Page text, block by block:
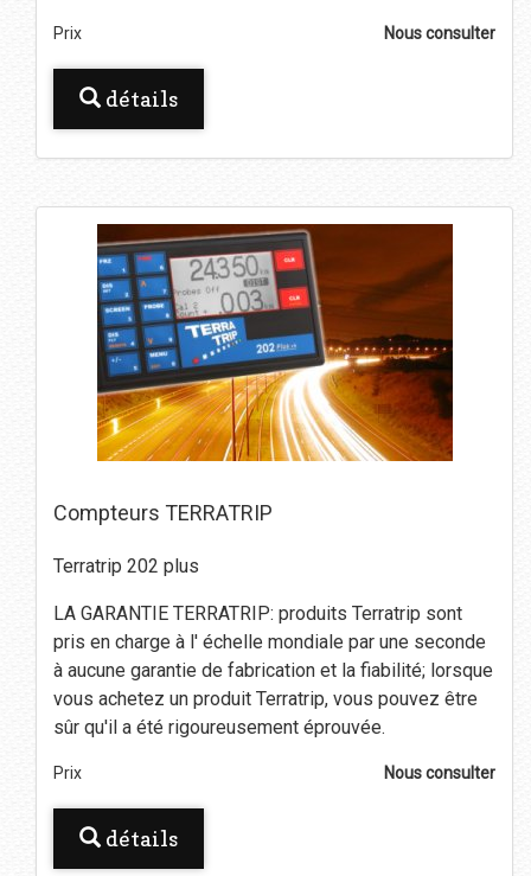
Prix Nous consulter
détails
Compteurs TERRATRIP
Terratrip 202 plus
LA GARANTIE TERRATRIP: produits Terratrip sont
pris en charge à l' échelle mondiale par une seconde
à aucune garantie de fabrication et la fiabilité; lorsque
vous achetez un produit Terratrip, vous pouvez être
sûr qu'il a été rigoureusement éprouvée.
Prix Nous consulter
détails